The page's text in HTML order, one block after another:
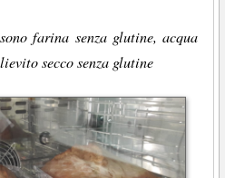
farina senza glutine, acqua
secco senza glutine